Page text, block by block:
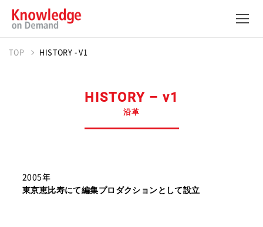
TOP HISTORY - V1
HISTORY – v1
沿革
2005年
東京恵比寿にて編集プロダクションとして設立